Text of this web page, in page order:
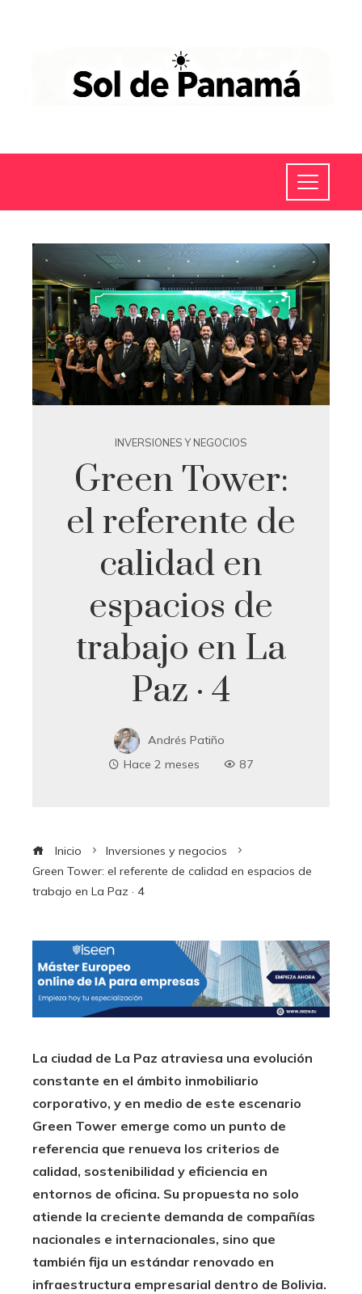
INVERSIONES Y NEGOCIOS
Green Tower:
el referente de
calidad en
espacios de
trabajo en La
Paz · 4
Andrés Patiño
Hace 2 meses
87
Inicio
Inversiones y negocios
Green Tower: el referente de calidad en espacios de
trabajo en La Paz · 4
La ciudad de La Paz atraviesa una evolución
constante en el ámbito inmobiliario
corporativo, y en medio de este escenario
Green Tower emerge como un punto de
referencia que renueva los criterios de
calidad, sostenibilidad y eficiencia en
entornos de oficina. Su propuesta no solo
atiende la creciente demanda de compañías
nacionales e internacionales, sino que
también fija un estándar renovado en
infraestructura empresarial dentro de Bolivia.